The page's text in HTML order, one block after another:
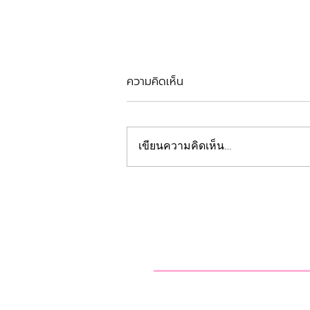
รีวิวตัดเหงือก
ความคิดเห็น
เขียนความคิดเห็น…